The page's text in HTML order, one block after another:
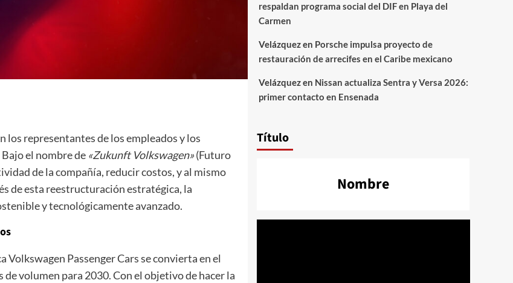
los representantes de los empleados y los
el nombre de «Zukunft Volkswagen»(Futuro
de la compañía, reducir costos, y al mismo
de esta reestructuración estratégica, la
y tecnológicamente avanzado.
Passenger Cars se convierta en el
volumen para 2030. Con el objetivo de hacer la
respaldan programa social del DIF en Playa del
Carmen
Velázquezen Porsche impulsa proyecto de
restauración de arrecifes en el Caribe mexicano
Velázquezen Nissan actualiza Sentra y Versa 2026:
primer contacto en Ensenada
Título
Nombre